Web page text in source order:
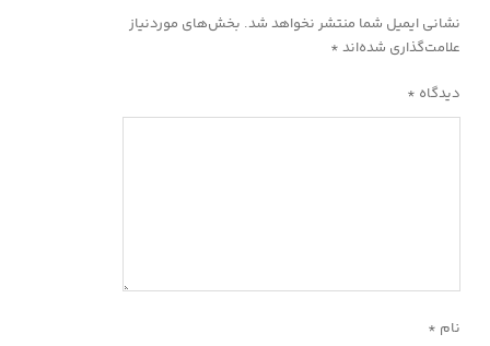
نشانی ایمیل شما منتشر نخواهد شد. بخش‌های موردنیاز
علامت‌گذاری شده‌اند *
دیدگاه *
نام *